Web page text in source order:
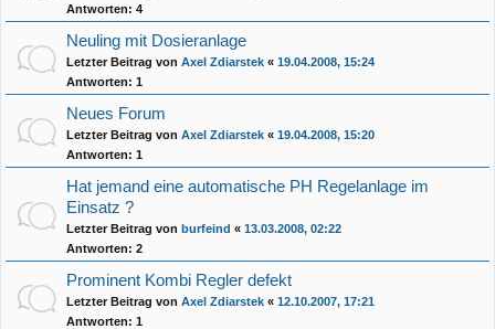
Antworten: 4
Neuling mit Dosieranlage
Letzter Beitrag von Axel Zdiarstek « 19.04.2008, 15:24
Antworten: 1
Neues Forum
Letzter Beitrag von Axel Zdiarstek « 19.04.2008, 15:20
Antworten: 1
Hat jemand eine automatische PH Regelanlage im
Einsatz ?
Letzter Beitrag von burfeind « 13.03.2008, 02:22
Antworten: 2
Prominent Kombi Regler defekt
Letzter Beitrag von Axel Zdiarstek « 12.10.2007, 17:21
Antworten: 1